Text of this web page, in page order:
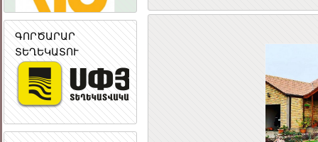
ԳՈՐԾԱՐԱՐ
ՏԵՂԵԿԱՏՈՒ